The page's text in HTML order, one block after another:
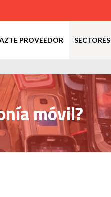
PROVEEDOR SECTORES
móvil?